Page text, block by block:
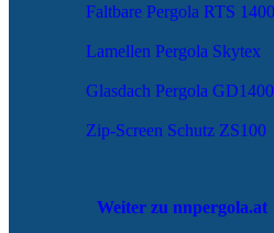
Faltbare Pergola RTS 1400
Lamellen Pergola Skytex
Glasdach Pergola GD1400
Zip-Screen Schutz ZS100
Weiter zu nnpergola.at